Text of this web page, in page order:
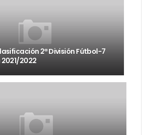
2ª División Fútbol-7
2022